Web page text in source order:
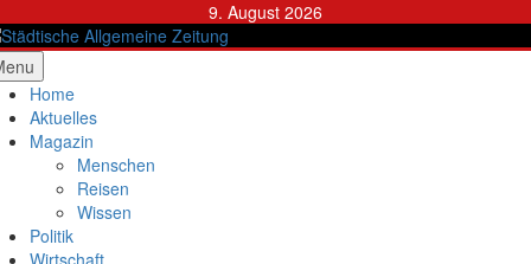
to
content
9. August 2026
Allgemeine Zeitung
Home
Aktuelles
Magazin
Menschen
Reisen
Wissen
Politik
Wirtschaft